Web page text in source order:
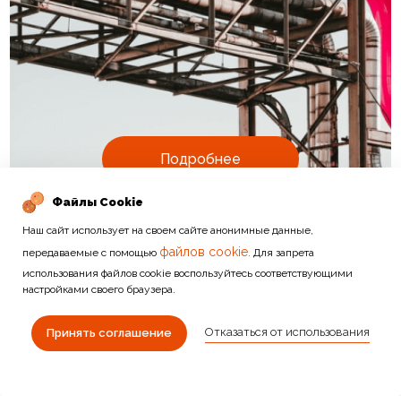
Подробнее
ДРУГИЕ КАТЕГОРИИ
Файлы Cookie
Наш сайт использует на своем сайте анонимные данные,
передаваемые с помощью файлов cookie. Для запрета
использования файлов cookie воспользуйтесь соответствующими
настройками своего браузера.
Отказаться от использования
Принять соглашение